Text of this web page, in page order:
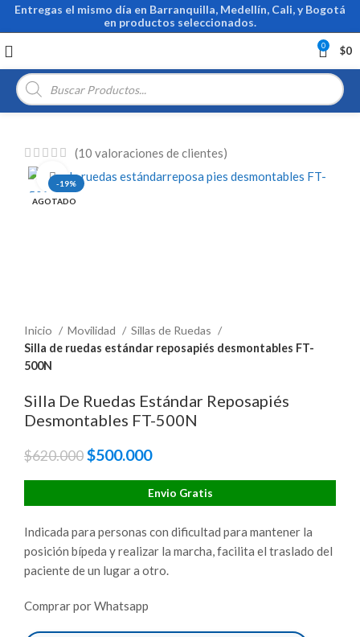
Entregas el mismo día en Barranquilla, Medellín, Cali, y Bogotá
en productos seleccionados.
0 $0
Búsqueda
de
productos
(10 valoraciones de clientes)
-19%
AGOTADO
Click para ampliar
Inicio Movilidad
Sillas de Ruedas
Silla de ruedas estándar reposapiés desmontables FT-
500N
Silla De Ruedas Estándar Reposapiés
Desmontables FT-500N
$620.000El
era:
$620.000.
$500.000El
actual
es:
$500.000.
Envio Gratis
Indicada para personas con dificultad para mantener la
posición bípeda yrealizar la marcha, facilita el traslado del
paciente de un lugar a otro.
Comprar por Whatsapp